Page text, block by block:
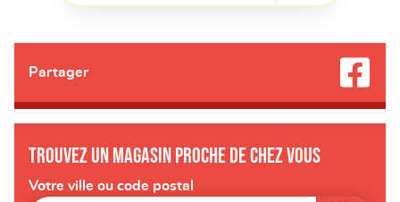
Partager
Trouvez un magasin proche de chez vous
Votre ville ou code postal